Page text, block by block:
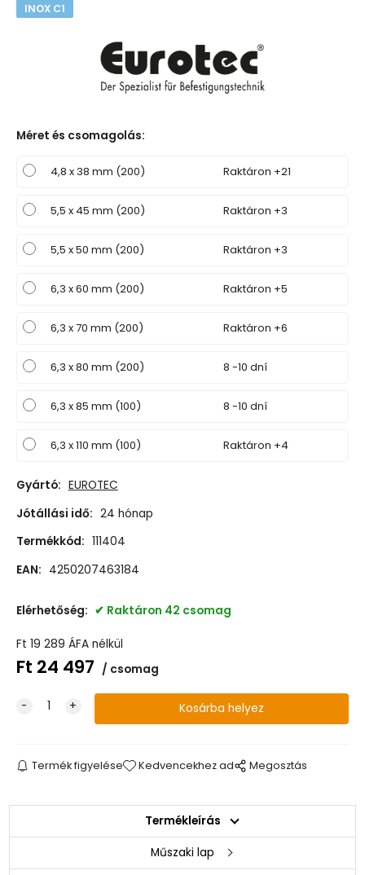
INOX C1
Méret és csomagolás:
4,8 x 38 mm (200) Raktáron +21
5,5 x 45 mm (200) Raktáron +3
5,5 x 50 mm (200) Raktáron +3
6,3 x 60 mm (200) Raktáron +5
6,3 x 70 mm (200) Raktáron +6
6,3 x 80 mm (200) 8 -10 dní
6,3 x 85 mm (100) 8 -10 dní
6,3 x 110 mm (100) Raktáron +4
Gyártó: EUROTEC
Jótállási idő: 24 hónap
Termékkód: 111404
EAN: 4250207463184
Elérhetőség: Raktáron 42 csomag
Ft 19 289 ÁFA nélkül
Ft 24 497 csomag
Termék figyelése Kedvencekhez ad Megosztás
Termékleírás
Műszaki lap